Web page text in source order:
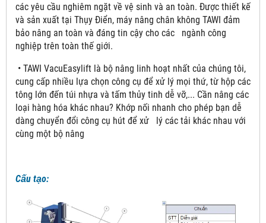
các yêu cầu nghiêm ngặt về vệ sinh và an toàn. Được thiết kế
và sản xuất tại Thụy Điển, máy nâng chân không TAWI đảm
bảo nâng an toàn và đáng tin cậy cho các ngành công
nghiệp trên toàn thế giới.
• TAWI VacuEasylift là bộ nâng linh hoạt nhất của chúng tôi,
cung cấp nhiều lựa chọn công cụ để xử lý mọi thứ, từ hộp các
tông lớn đến túi nhựa và tấm thủy tinh dễ vỡ,... Cần nâng các
loại hàng hóa khác nhau? Khớp nối nhanh cho phép bạn dễ
dàng chuyển đổi công cụ hút để xử lý các tải khác nhau với
cùng một bộ nâng
Cấu tạo: